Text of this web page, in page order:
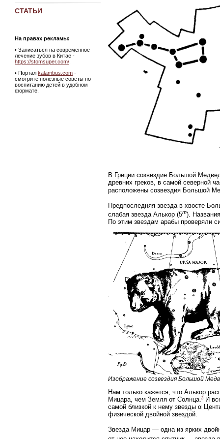
СТАТЬИ
На правах рекламы:
• Записаться на современное
лечение зубов в Китае -
https://stomsuper.com/
• Портал kalambus.com -
смотрите полезные советы по
воспитанию детей в удобном
формате.
В Греции созвездие Большой
древних греков, в самой северной
расположены созвездия Большой
Предпоследняя звезда в хвосте
слабая звезда Алькор (5m).
По этим звездам арабы проверяли
Изображение созвездия Большой
Нам только кажется, что Алькор
Мицара, чем Земля от Солнца.3
И
самой близкой к нему звезды α
физической двойной звездой.
Звезда Мицар — одна из ярких